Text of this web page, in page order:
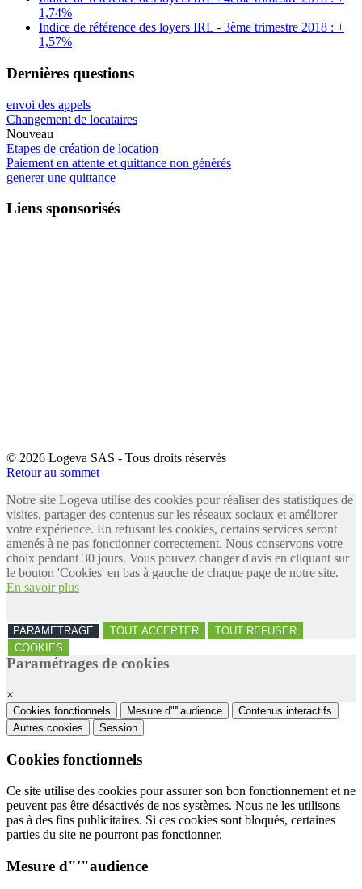
1,74%
Indice de référence des loyers IRL - 3ème trimestre 2018 : +
1,57%
Dernières questions
envoi des appels
Changement de locataires
Nouveau
Etapes de création de location
Paiement en attente et quittance non générés
generer une quittance
Liens sponsorisés
© 2026 Logeva SAS - Tous droits réservés
Retour au sommet
Notre site Logeva utilise des cookies pour réaliser des statistiques de
visites, partager des contenus sur les réseaux sociaux et améliorer
votre expérience. En refusant les cookies, certains services seront
amenés à ne pas fonctionner correctement. Nous conservons votre
choix pendant 30 jours. Vous pouvez changer d'avis en cliquant sur
le bouton 'Cookies' en bas à gauche de chaque page de notre site.
En savoir plus
PARAMETRAGE TOUT ACCEPTER
TOUT REFUSER
COOKIES
Paramétrages de cookies
×
Cookies fonctionnels Mesure d"'"audience
Contenus interactifs
Autres cookies
Session
Cookies fonctionnels
Ce site utilise des cookies pour assurer son bon fonctionnement et ne
peuvent pas être désactivés de nos systèmes. Nous ne les utilisons
pas à des fins publicitaires. Si ces cookies sont bloqués, certaines
parties du site ne pourront pas fonctionner.
Mesure d"'"audience